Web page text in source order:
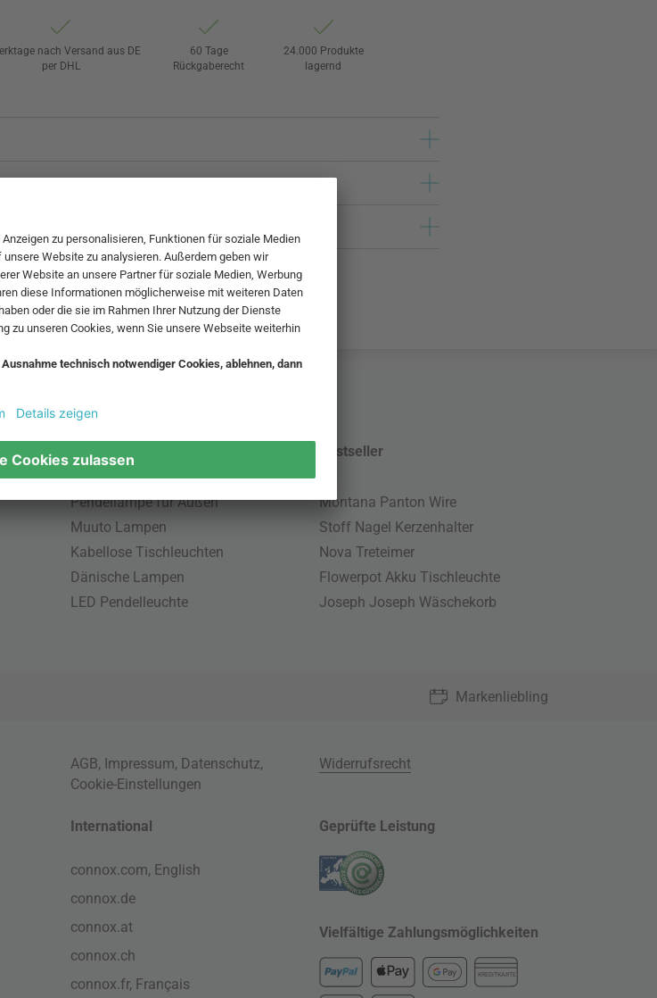
nach Versand aus DE
per DHL
60 Tage
Rückgaberecht
24.000 Produkte
lagernd
Beliebte Leuchten
Pendellampe für Außen
Muuto Lampen
Kabellose Tischleuchten
Dänische Lampen
LED Pendelleuchte
Bestseller
Montana Panton Wire
Stoff Nagel Kerzenhalter
Nova Treteimer
Flowerpot Akku Tischleuchte
Joseph Joseph Wäschekorb
Markenliebling
AGB, Impressum, Datenschutz,
Cookie-Einstellungen
Widerrufsrecht
International
connox.com, English
connox.de
connox.at
connox.ch
connox.fr, Français
Geprüfte Leistung
Vielfältige Zahlungsmöglichkeiten
KREDITKARTE